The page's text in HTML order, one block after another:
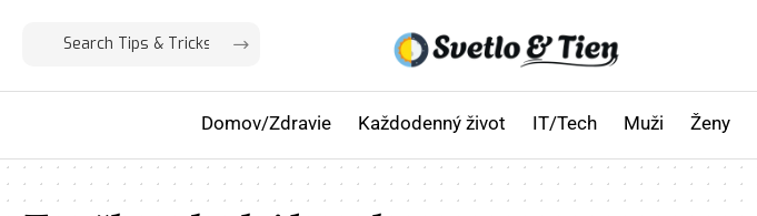
Domov/Zdravie Každodenný život IT/Tech Muži Ženy